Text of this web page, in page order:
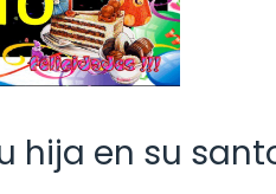
en su